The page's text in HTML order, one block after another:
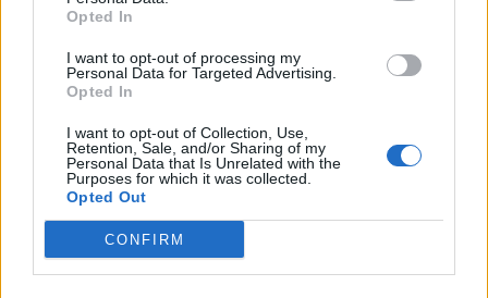
Opted In
I want to opt-out of processing my
Personal Data for Targeted Advertising.
Opted In
I want to opt-out of Collection, Use,
Retention, Sale, and/or Sharing of my
Personal Data that Is Unrelated with the
Purposes for which it was collected.
Opted Out
CONFIRM
MOTOR OIL
Η BIOKOSMOS ανακαίνισε και
παρέδωσε στην τοπική κοινωνία
το γήπεδο μπάσκετ στον
05/08/26
Η Κρήτη στηρίζει τη γυναικεία